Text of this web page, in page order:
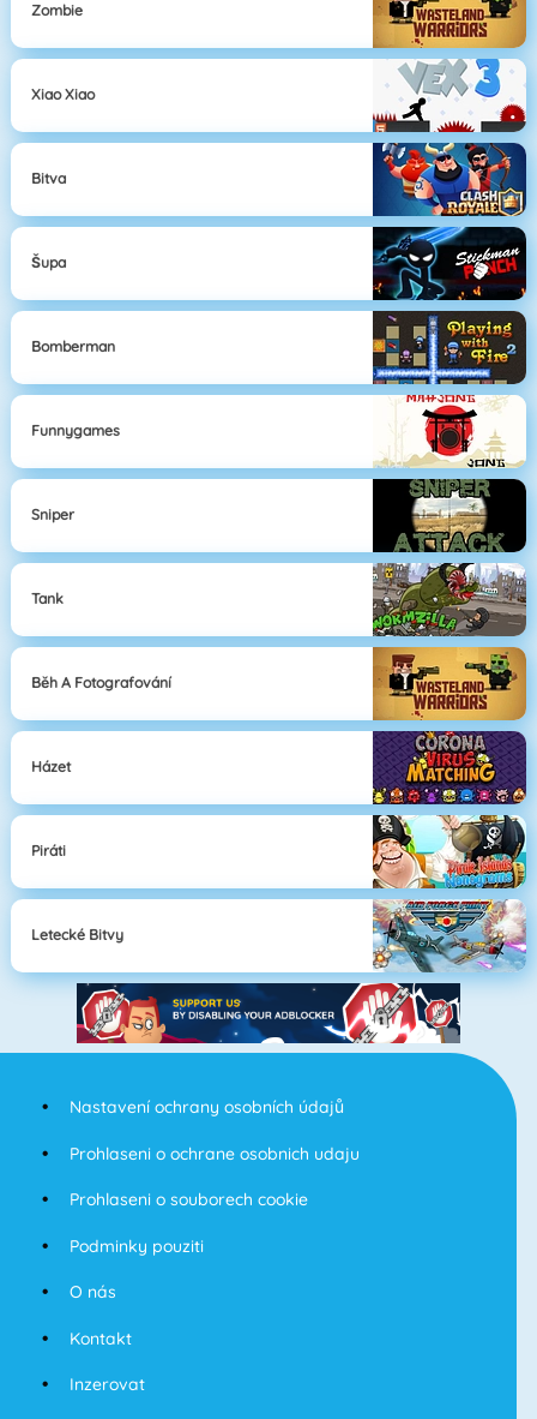
Zombie
Xiao Xiao
Bitva
Šupa
Bomberman
Funnygames
Sniper
Tank
Běh A Fotografování
Házet
Piráti
Letecké Bitvy
Nastavení ochrany osobních údajů
Prohlaseni o ochrane osobnich udaju
Prohlaseni o souborech cookie
Podminky pouziti
O nás
Kontakt
Inzerovat